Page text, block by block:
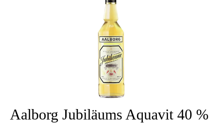
Aalborg Jubiläums Aquavit 40 %